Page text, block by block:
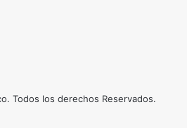
Todos los derechos Reservados.